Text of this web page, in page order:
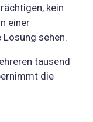
kein
einer
sehen.
tausend
die